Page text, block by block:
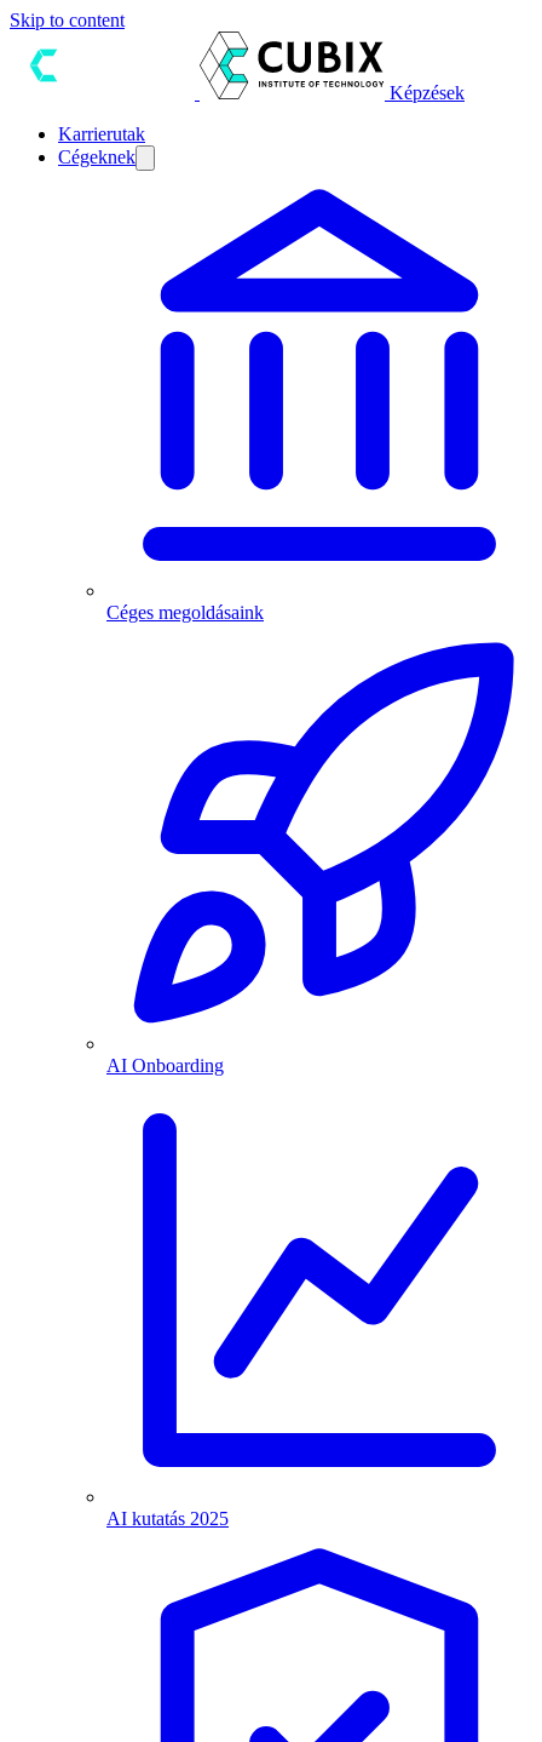
Skip to content
Képzések
Karrierutak
Cégeknek
Céges megoldásaink
AI Onboarding
AI kutatás 2025